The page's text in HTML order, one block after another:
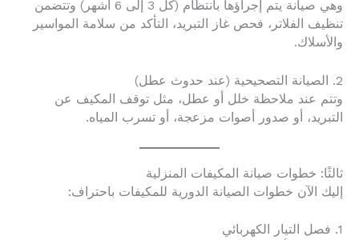
وهي صيانة يتم إجراؤها بانتظام (كل 3 إلى 6 أشهر) وتتضمن
تنظيف الفلاتر، فحص غاز التبريد، التأكد من سلامة المواسير
والأسلاك.
2. الصيانة التصحيحية (عند حدوث عطل)
وتتم عند ملاحظة خلل أو عطل، مثل توقف المكيف عن
التبريد، أو صدور أصوات مزعجة، أو تسرب المياه.
ثالثًا: خطوات صيانة المكيفات المنزلية
إليك الآن خطوات الصيانة الدورية للمكيفات باحتراف:
1. فصل التيار الكهربائي